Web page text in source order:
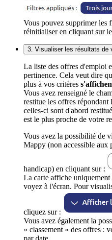
Vous pouvez supprimer les
réinitialiser en cliquant sur
3. Visualiser les résultats de
La liste des offres d'emploi
pertinence. Cela veut dire
plus à vos critères
Vous avez renseigné le
restitue les offres répondant
celles-ci sont d'abord
est le plus proche de votre
Vous avez la possibilité de
Mappy (non accessible aux
handicap) en cliquant sur :
La carte affiche
voyez à l'écran. Pour
cliquez sur :
Vous avez également la
« classement » des offres :
par date.